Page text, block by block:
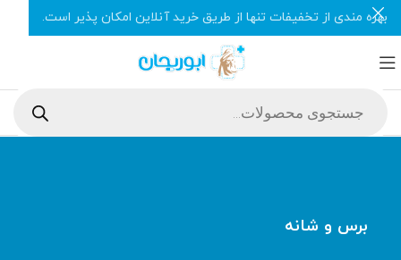
برس و شانه
بهره مندی از تخفیفات تنها از طریق خرید آنلاین امکان پذیر است.